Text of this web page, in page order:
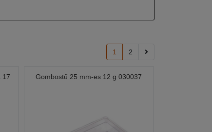
1 2
17
Gombostű 25 mm-es 12 g 030037